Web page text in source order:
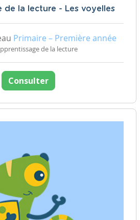
de la lecture - Les voyelles
Primaire – Première année
de la lecture
Consulter